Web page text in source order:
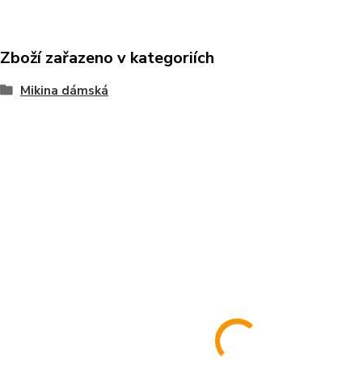
Zboží zařazeno v kategoriích
Mikina dámská